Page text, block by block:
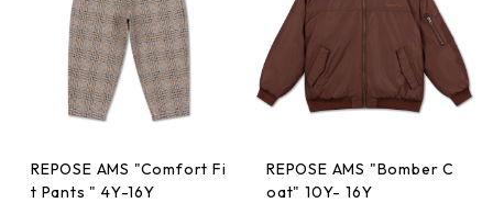
REPOSE AMS "Comfort Fi
t Pants " 4Y-16Y
REPOSE AMS "Bomber C
oat" 10Y- 16Y